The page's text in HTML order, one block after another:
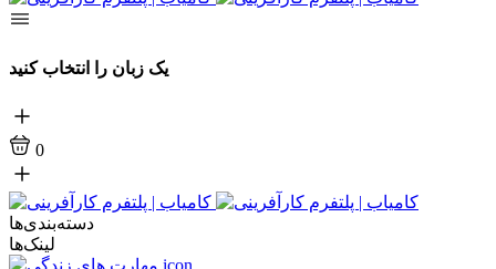
یک زبان را انتخاب کنید
0
دسته‌بندی‌ها
لینک‌ها